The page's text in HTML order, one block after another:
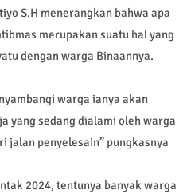
S.H menerangkan bahwa apa
merupakan suatu hal yang
dengan warga Binaannya.
warga ianya akan
yang sedang dialami oleh warga
jalan penyelesain” pungkasnya
2024, tentunya banyak warga